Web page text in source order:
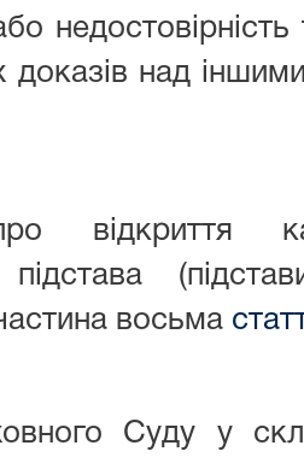
доказів над
відкриття
восьма
Суду у